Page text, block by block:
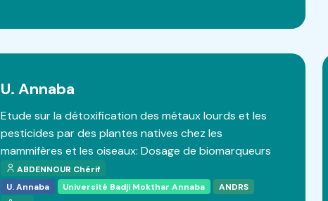
U. Annaba
Etude sur la détoxification des métaux lourds et les
pesticides par des plantes natives chez les
mammifères et les oiseaux: Dosage de biomarqueurs
ABDENNOUR Chérif
U. Annaba
Université Badji Mokthar Annaba
ANDRS